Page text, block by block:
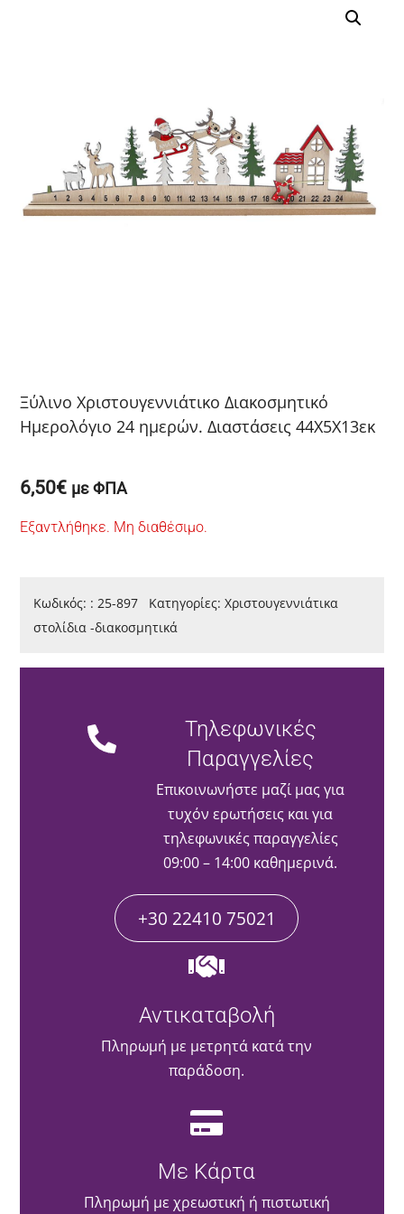
Ξύλινο Χριστουγεννιάτικο Διακοσμητικό
Ημερολόγιο 24 ημερών. Διαστάσεις 44Χ5Χ13εκ
6,50€ με ΦΠΑ
Εξαντλήθηκε. Μη διαθέσιμο.
Κωδικός: : 25-897 Κατηγορίες: Χριστουγεννιάτικα
στολίδια -διακοσμητικά
Τηλεφωνικές
Παραγγελίες
Επικοινωνήστε μαζί μας για
τυχόν ερωτήσεις και για
τηλεφωνικές παραγγελίες
09:00 – 14:00 καθημερινά.
+30 22410 75021
Αντικαταβολή
Πληρωμή με μετρητά κατά την
παράδοση.
Με Κάρτα
Πληρωμή με χρεωστική ή πιστωτική